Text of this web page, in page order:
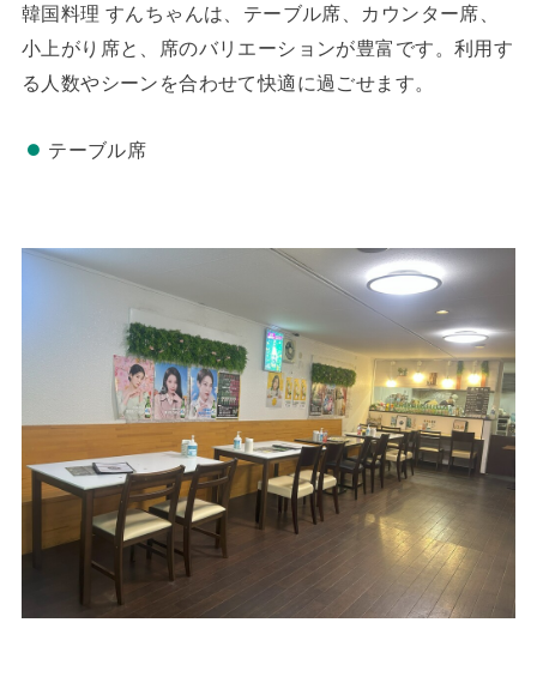
韓国料理 すんちゃんは、テーブル席、カウンター席、
小上がり席と、席のバリエーションが豊富です。利用す
る人数やシーンを合わせて快適に過ごせます。
テーブル席